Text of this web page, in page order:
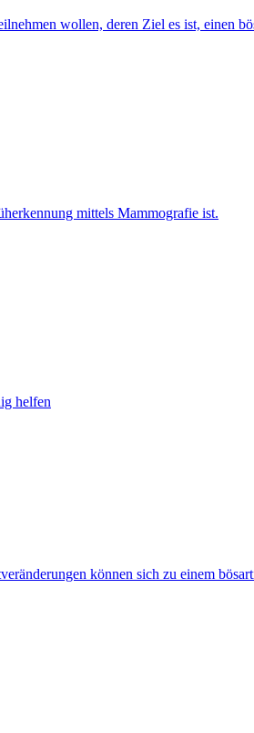
wollen, deren Ziel es ist, einen
mittels Mammografie ist.
helfen
können sich zu einem